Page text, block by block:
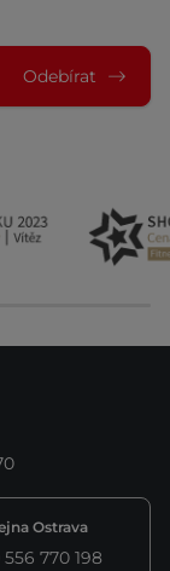
Odebírat
Ostrava
556 770 198